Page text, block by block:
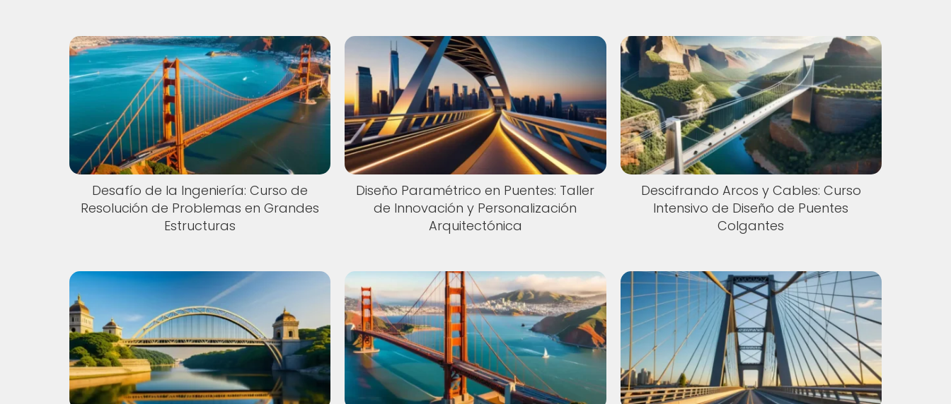
Desafío de la Ingeniería: Curso de
Resolución de Problemas en Grandes
Estructuras
Diseño Paramétrico en Puentes: Taller
de Innovación y Personalización
Arquitectónica
Descifrando Arcos y Cables: Curso
Intensivo de Diseño de Puentes
Colgantes